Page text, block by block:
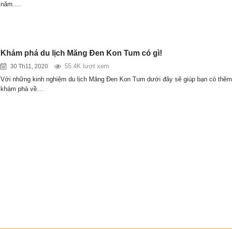
năm.…
Khám phá du lịch Măng Đen Kon Tum có gì!
30 Th11, 2020
55.4K lượt xem
Với những kinh nghiệm du lịch Măng Đen Kon Tum dưới đây sẽ giúp bạn có thêm
khám phá về…